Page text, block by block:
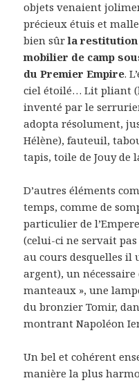
objets venaient
précieux étuis et
bien sûrla restitution
mobilier de camp
du Premier Empire.
ciel étoilé… Lit pliant
inventé par le
adopta résolument,
Hélène), fauteuil,
tapis, toile de Jouy de
D’autres éléments
temps, comme de
particulier de
(celui-ci ne servait
au cours desquelles
argent), un
manteaux », une
du bronzier Tomir,
montrant Napoléon
Un bel et cohérent
manière la plus